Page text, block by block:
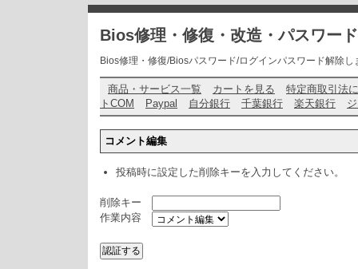
Bios修理・修復・改造・パスワー
Bios修理・修復/Biosパスワード/ログインパスワード解除
商品・サービス一覧 カートを見る
特定商取引法
トCOM
Paypal 自分銀行 千葉銀行 楽天銀行
コメント編集
投稿時に設定した削除キーを入力してください。
削除キー
作業内容